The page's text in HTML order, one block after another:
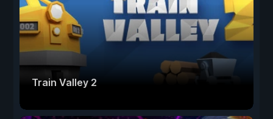
Train Valley 2